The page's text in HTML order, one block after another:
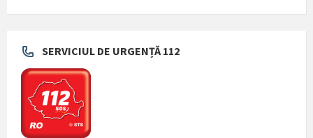
SERVICIUL DE URGENȚĂ 112